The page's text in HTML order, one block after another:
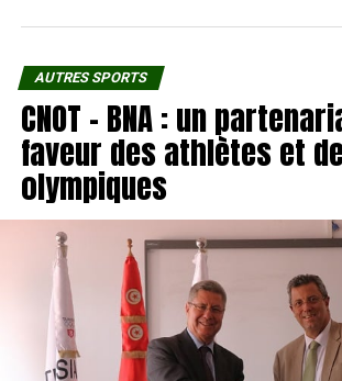
AUTRES SPORTS
CNOT – BNA : un
faveur des athlètes et
olympiques